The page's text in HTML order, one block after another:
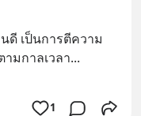
ดี เป็นการตีความ
มกาลเวลา...
1